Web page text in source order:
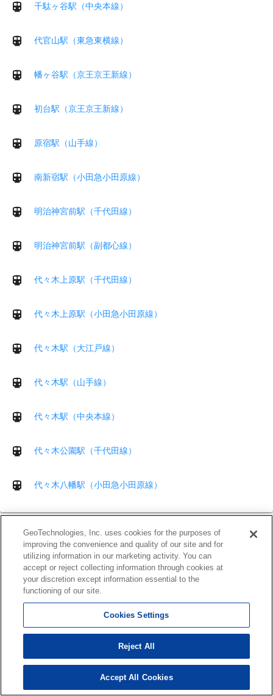
千駄ヶ谷駅（中央本線）
代官山駅（東急東横線）
幡ヶ谷駅（京王京王新線）
初台駅（京王京王新線）
原宿駅（山手線）
南新宿駅（小田急小田原線）
明治神宮前駅（千代田線）
明治神宮前駅（副都心線）
代々木上原駅（千代田線）
代々木上原駅（小田急小田原線）
代々木駅（大江戸線）
代々木駅（山手線）
代々木駅（中央本線）
代々木公園駅（千代田線）
代々木八幡駅（小田急小田原線）
住所確認サービス
住所表記をクレンジングできるクラウドサービス
運営会社
利用規約
ヘルプ
GeoTechnologies, Inc. uses cookies for the purposes of
improving the convenience and quality of our site and for
utilizing information in our marketing activity. You can
accept or reject collecting information through cookies at
your discretion except information essential to the
functioning of our site.
Cookies Settings
Reject All
Accept All Cookies